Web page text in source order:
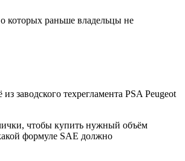
которых раньше владельцы не
техрегламента PSA Peugeot
чтобы купить нужный объём
формуле SAE должно